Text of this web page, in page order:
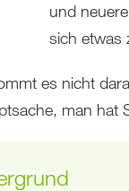
und
sich etwas
es nicht
man hat